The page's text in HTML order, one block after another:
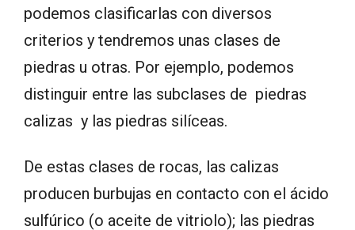
podemos clasificarlas con diversos
criterios y tendremos unas clases de
piedras u otras. Por ejemplo, podemos
distinguir entre las subclases de piedras
calizas y las piedras silíceas.
De estas clases de rocas, las calizas
producen burbujas en contacto con el ácido
sulfúrico (o aceite de vitriolo); las piedras